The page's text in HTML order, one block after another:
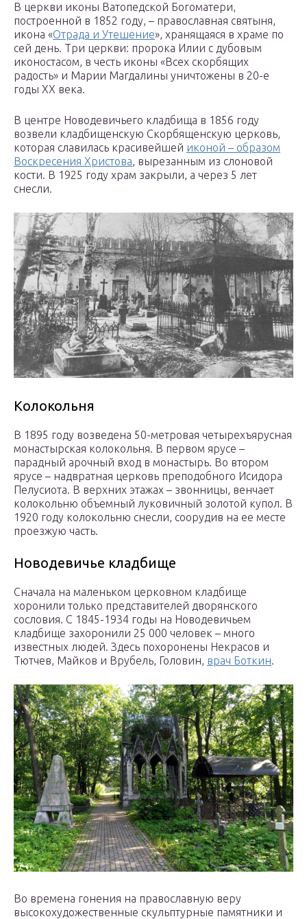
В церкви иконы Ватопедской Богоматери,
построенной в 1852 году, – православная святыня,
икона «Отрада и Утешение», хранящаяся в храме по
сей день. Три церкви: пророка Илии с дубовым
иконостасом, в честь иконы «Всех скорбящих
радость» и Марии Магдалины уничтожены в 20-е
годы XX века.
В центре Новодевичьего кладбища в 1856 году
возвели кладбищенскую Скорбященскую церковь,
которая славилась красивейшей иконой – образом
Воскресения Христова, вырезанным из слоновой
кости. В 1925 году храм закрыли, а через 5 лет
снесли.
Колокольня
В 1895 году возведена 50-метровая четырехъярусная
монастырская колокольня. В первом ярусе –
парадный арочный вход в монастырь. Во втором
ярусе – надвратная церковь преподобного Исидора
Пелусиота. В верхних этажах – звонницы, венчает
колокольню объемный луковичный золотой купол. В
1920 году колокольню снесли, соорудив на ее месте
проезжую часть.
Новодевичье кладбище
Сначала на маленьком церковном кладбище
хоронили только представителей дворянского
сословия. С 1845-1934 годы на Новодевичьем
кладбище захоронили 25 000 человек – много
известных людей. Здесь похоронены Некрасов и
Тютчев, Майков и Врубель, Головин, врач Боткин.
Во времена гонения на православную веру
высокохудожественные скульптурные памятники и